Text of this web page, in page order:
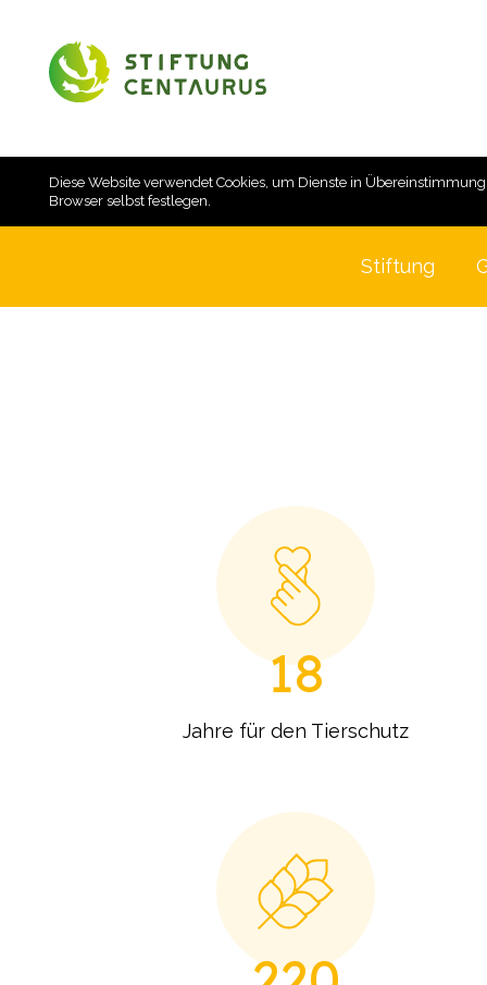
Diese Website verwendet Cookies, um Dienste in
Browser selbst festlegen.
Stiftung
18
Jahre für den Tierschutz